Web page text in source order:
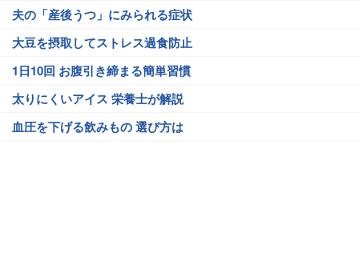
夫の「産後うつ」にみられる症状
大豆を摂取してストレス過食防止
1日10回 お腹引き締まる簡単習慣
太りにくいアイス 栄養士が解説
血圧を下げる飲みもの 選び方は